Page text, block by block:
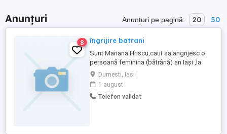
Anunțuri Anunțuri pe pagină: 20 50
8 îngrijire batrani
Sunt Mariana Hriscu,caut sa angrijesc o
persoană feminina (bătrână) an Iași ,la
casa sau la bloc, program de zi de 8 ore
sau interna cu o săptămână eu și una
colega mea .
Dumesti, Iasi
1 august
Telefon validat